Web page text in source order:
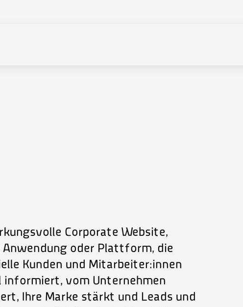
Corporate Website,
Anwendung oder Plattform, die
Kunden und Mitarbeiter:innen
informiert, vom Unternehmen
Ihre Marke stärkt und Leads und